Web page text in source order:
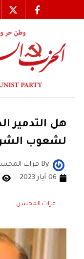
هل التدمير
لشعوب
By فرات
06 أيار 2023
فرات المحسن